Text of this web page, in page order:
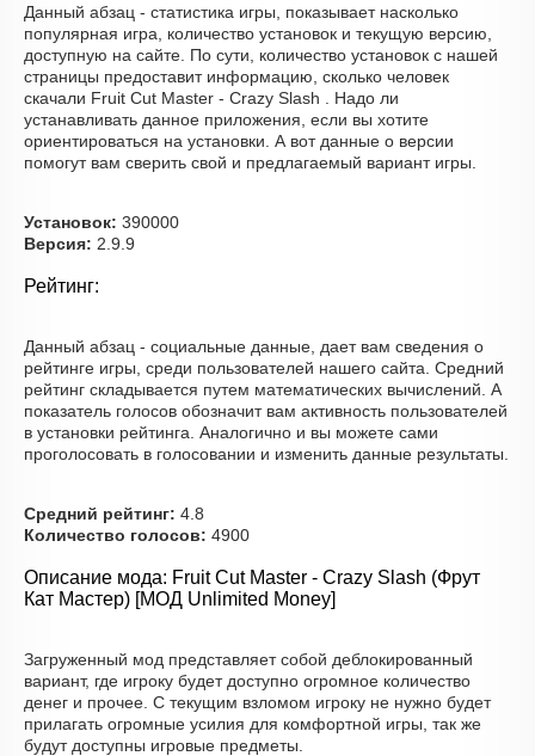
Данный абзац - статистика игры, показывает насколько
популярная игра, количество установок и текущую версию,
доступную на сайте. По сути, количество установок с нашей
страницы предоставит информацию, сколько человек
скачали Fruit Cut Master - Crazy Slash . Надо ли
устанавливать данное приложения, если вы хотите
ориентироваться на установки. А вот данные о версии
помогут вам сверить свой и предлагаемый вариант игры.
Установок: 390000
Версия: 2.9.9
Рейтинг:
Данный абзац - социальные данные, дает вам сведения о
рейтинге игры, среди пользователей нашего сайта. Средний
рейтинг складывается путем математических вычислений. А
показатель голосов обозначит вам активность пользователей
в установки рейтинга. Аналогично и вы можете сами
проголосовать в голосовании и изменить данные результаты.
Средний рейтинг: 4.8
Количество голосов: 4900
Описание мода: Fruit Cut Master - Crazy Slash (Фрут
Кат Мастер) [МОД Unlimited Money]
Загруженный мод представляет собой деблокированный
вариант, где игроку будет доступно огромное количество
денег и прочее. С текущим взломом игроку не нужно будет
прилагать огромные усилия для комфортной игры, так же
будут доступны игровые предметы.